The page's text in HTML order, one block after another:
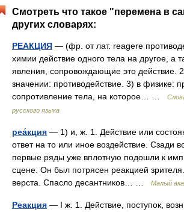
Смотреть что такое "перемена в
других словарях:
РЕАКЦИЯ — (фр. от лат. reagere
химии действие одного тела на другое, а
явления, сопровождающие это действие.
значении: противодействие. 3) в физике:
сопротивление тела, на которое… …
русского языка
реа́кция — 1) и, ж. 1. Действие или
ответ на то или иное воздействие. Сзади
первые ряды уже вплотную подошли к
сцене. Он был потрясен реакцией
верста. Спасло десантников… …
Малый
Реакция — I ж. 1. Действие, поступок,